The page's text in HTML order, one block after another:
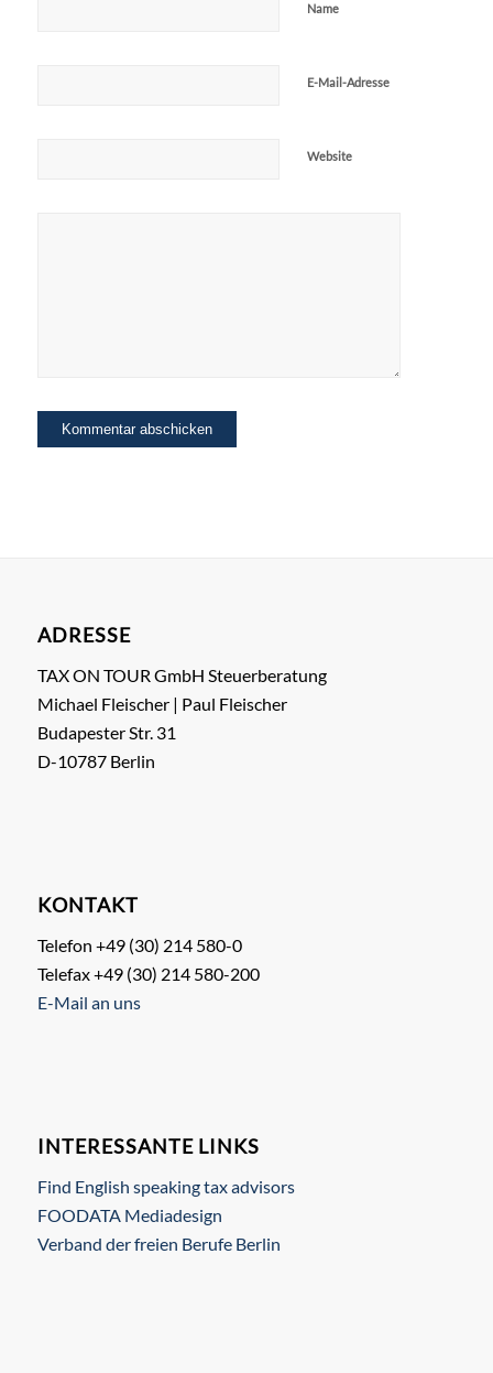
Name
E-Mail-Adresse
Website
ADRESSE
TAX ON TOUR GmbH Steuerberatung
Michael Fleischer | Paul Fleischer
Budapester Str. 31
D-10787 Berlin
KONTAKT
Telefon +49 (30) 214 580-0
Telefax +49 (30) 214 580-200
E-Mail an uns
INTERESSANTE LINKS
Find English speaking tax advisors
FOODATA Mediadesign
Verband der freien Berufe Berlin